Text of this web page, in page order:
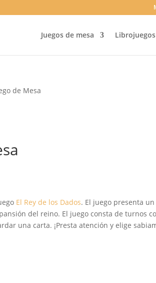
Juegos de mesa Librojuegos
de Mesa
El Rey de los Dados. El juego presenta
del reino. El juego consta de turnos
una carta. ¡Presta atención y elige